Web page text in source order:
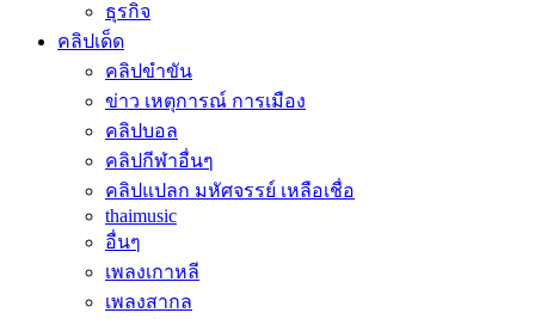
ธุรกิจ
คลิปเด็ด
คลิปขำขัน
ข่าว เหตุการณ์ การเมือง
คลิปบอล
คลิปกีฬาอื่นๆ
คลิปแปลก มหัศจรรย์ เหลือเชื่อ
thaimusic
อื่นๆ
เพลงเกาหลี
เพลงสากล